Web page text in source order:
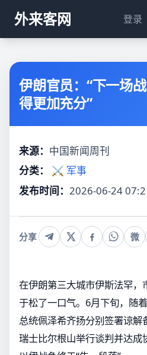
外来客网 登录
伊朗官员：“下一场
得更加充分”
来源： 中国新闻周刊
分类：
⚔️ 军事
发布时间： 2026-06-24
分享 微
在伊朗第三大城市伊斯法罕，
于松了一口气。6月下旬，随
总统佩泽希齐扬分别签署谅
瑞士比尔根山举行谈判并达